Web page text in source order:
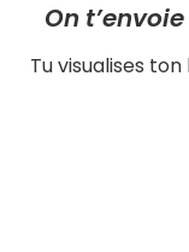
On
Tu visualises